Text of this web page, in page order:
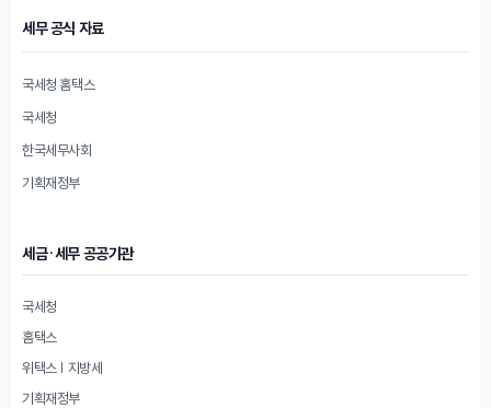
세무 공식 자료
국세청 홈택스
국세청
한국세무사회
기획재정부
세금·세무 공공기관
국세청
홈택스
위택스 | 지방세
기획재정부